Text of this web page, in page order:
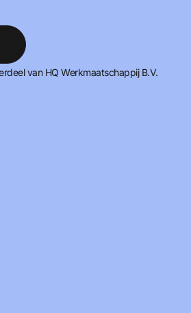
van HQ Werkmaatschappij B.V.